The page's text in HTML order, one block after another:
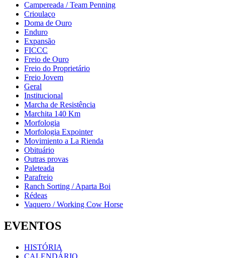
Campereada / Team Penning
Crioulaço
Doma de Ouro
Enduro
Expansão
FICCC
Freio de Ouro
Freio do Proprietário
Freio Jovem
Geral
Institucional
Marcha de Resistência
Marchita 140 Km
Morfologia
Morfologia Expointer
Movimiento a La Rienda
Obituário
Outras provas
Paleteada
Parafreio
Ranch Sorting / Aparta Boi
Rédeas
Vaquero / Working Cow Horse
EVENTOS
HISTÓRIA